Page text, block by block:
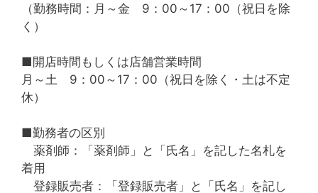
（勤務時間：月～金 9：00～17：00（祝日を除
く）
■開店時間もしくは店舗営業時間
月～土 9：00～17：00（祝日を除く・土は不定
休）
■勤務者の区別
薬剤師：「薬剤師」と「氏名」を記した名札を
着用
登録販売者：「登録販売者」と「氏名」を記し